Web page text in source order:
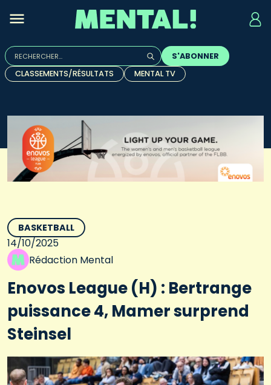
Rechercher :
Quand les résultats de l'auto-complétion sont
S'ABONNER
CLASSEMENTS/RÉSULTATS
MENTAL TV
BASKETBALL
14/10/2025
Rédaction Mental
Enovos League (H) : Bertrange
puissance 4, Mamer surprend
Steinsel